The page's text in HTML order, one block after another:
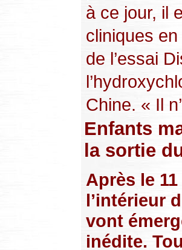
à ce jour, il
cliniques
de l’essai
Chine. « Il
Enfants
la sortie
Après le
l’intérieur
vont
inédite.